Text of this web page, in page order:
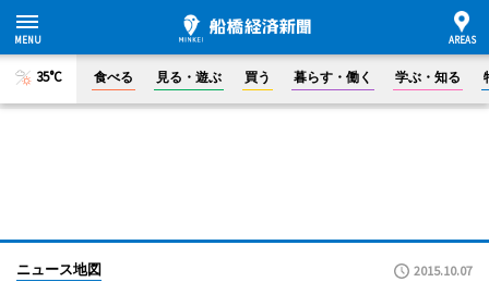
35°C 食べる 見る・遊ぶ 買う 暮らす・働く 学ぶ・知る
ニュース地図 2015.10.07